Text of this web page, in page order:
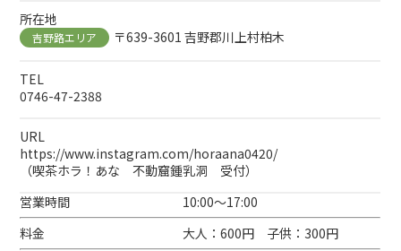
所在地
吉野路エリア 〒639-3601 吉野郡川上村柏木
TEL
0746-47-2388
URL
https://www.instagram.com/horaana0420/
（喫茶ホラ！あな 不動窟鍾乳洞 受付）
営業時間 10:00～17:00
料金 大人：600円 子供：300円